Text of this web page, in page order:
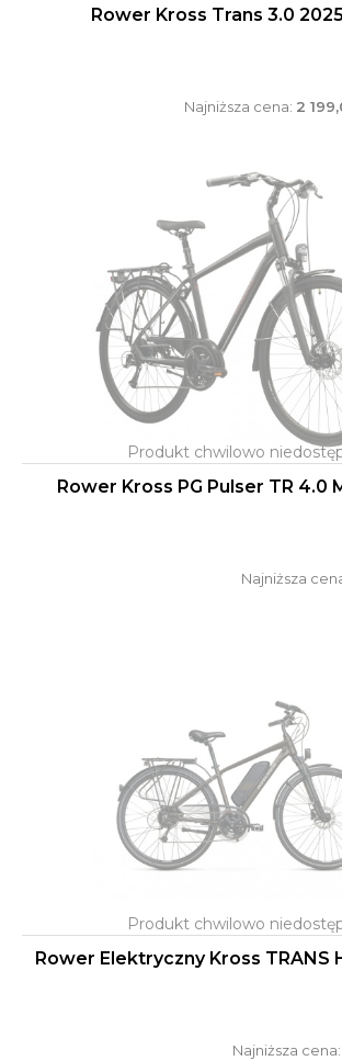
Rower Kross Trans 3.0
Najniższa cena: 2
Rower Kross PG Pulser TR 4.0
Najniższa
Rower Elektryczny Kross TRANS
Najniższa cena: